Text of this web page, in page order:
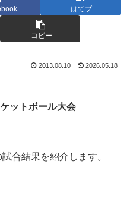
はてブ
コピー
2013.08.10 2026.05.18
ットボール大会
合結果を紹介します。